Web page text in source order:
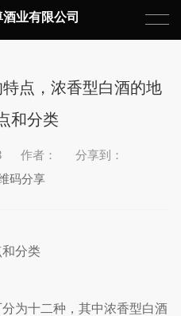
业有限公司
点，浓香型白酒的地
和分类
作者：
分享到：
码分享
分类
为十二种，其中浓香型白酒